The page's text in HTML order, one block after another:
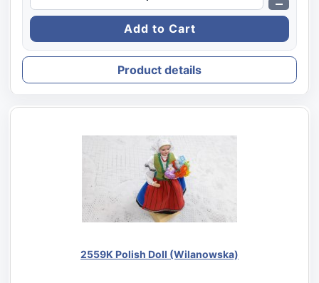
Product details
2559K Polish Doll (Wilanowska)